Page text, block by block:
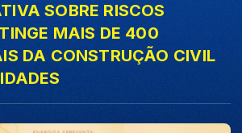
SOBRE RISCOS
MAIS DE 400
DA CONSTRUÇÃO CIVIL